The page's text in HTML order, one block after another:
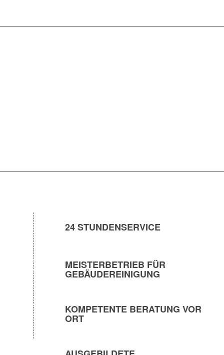
24 STUNDENSERVICE
MEISTERBETRIEB FÜR
GEBÄUDEREINIGUNG
KOMPETENTE BERATUNG VOR
ORT